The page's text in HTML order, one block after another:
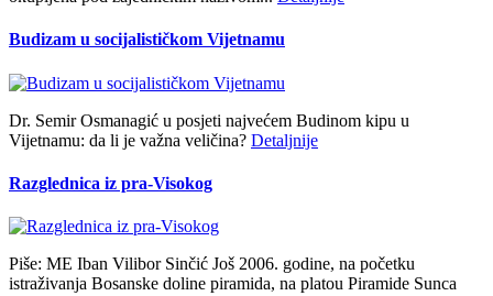
Budizam u socijalističkom Vijetnamu
Dr. Semir Osmanagić u posjeti najvećem Budinom kipu u
Vijetnamu: da li je važna veličina? Detaljnije
Razglednica iz pra-Visokog
Piše: ME Iban Vilibor Sinčić Još 2006. godine, na početku
istraživanja Bosanske doline piramida, na platou Piramide Sunca